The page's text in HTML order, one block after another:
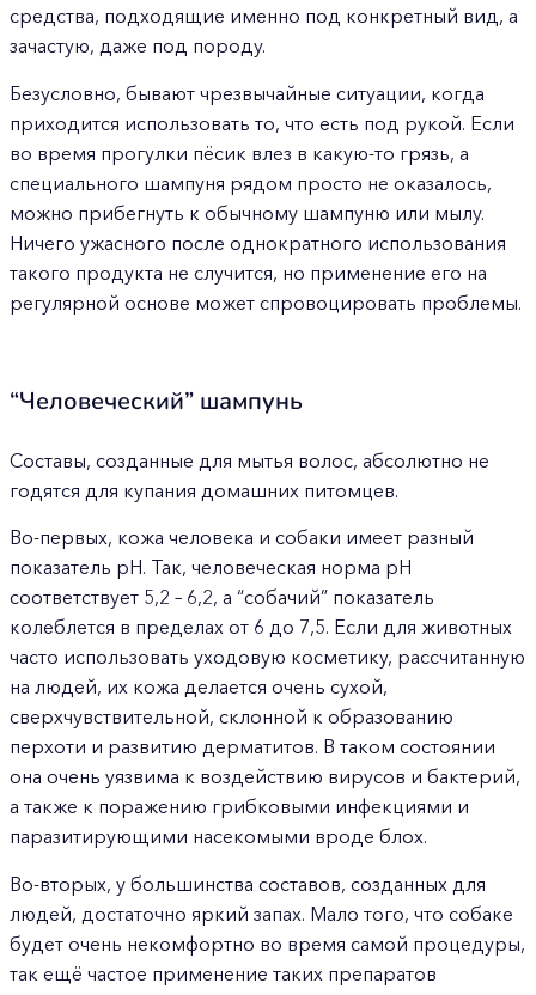
средства, подходящие именно под конкретный вид, а
зачастую, даже под породу.
Безусловно, бывают чрезвычайные ситуации, когда
приходится использовать то, что есть под рукой. Если
во время прогулки пёсик влез в какую-то грязь, а
специального шампуня рядом просто не оказалось,
можно прибегнуть к обычному шампуню или мылу.
Ничего ужасного после однократного использования
такого продукта не случится, но применение его на
регулярной основе может спровоцировать проблемы.
“Человеческий” шампунь
Составы, созданные для мытья волос, абсолютно не
годятся для купания домашних питомцев.
Во-первых, кожа человека и собаки имеет разный
показатель pH. Так, человеческая норма pH
соответствует 5,2 – 6,2, а “собачий” показатель
колеблется в пределах от 6 до 7,5. Если для животных
часто использовать уходовую косметику, рассчитанную
на людей, их кожа делается очень сухой,
сверхчувствительной, склонной к образованию
перхоти и развитию дерматитов. В таком состоянии
она очень уязвима к воздействию вирусов и бактерий,
а также к поражению грибковыми инфекциями и
паразитирующими насекомыми вроде блох.
Во-вторых, у большинства составов, созданных для
людей, достаточно яркий запах. Мало того, что собаке
будет очень некомфортно во время самой процедуры,
так ещё частое применение таких препаратов